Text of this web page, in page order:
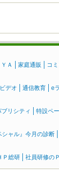
Ａ 家庭通販 コ
デオ 通信教育 e
ブリシティ 特設ペ
シャル』今月の診断
Ｐ総研 社員研修の